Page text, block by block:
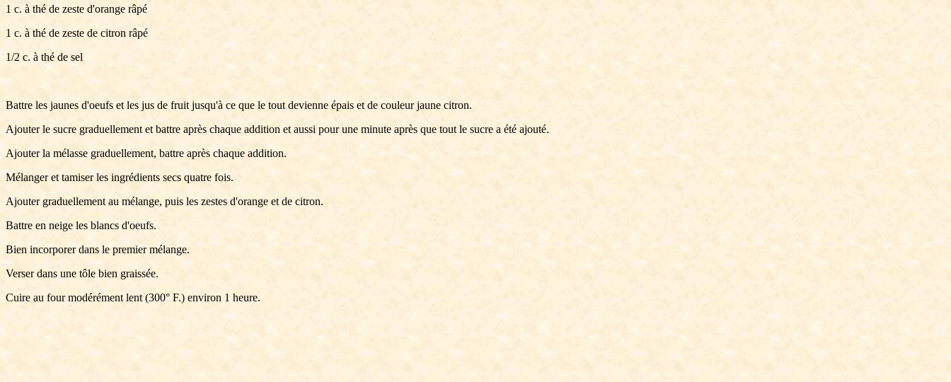
1 c. à thé de zeste d'orange râpé
1 c. à thé de zeste de citron râpé
1/2 c. à thé de sel
Battre les jaunes d'oeufs et les jus de fruit jusqu'à ce que le tout devienne épais et de couleur jaune citron.
Ajouter le sucre graduellement et battre après chaque addition et aussi pour une minute après que tout le sucre a été ajouté.
Ajouter la mélasse graduellement, battre après chaque addition.
Mélanger et tamiser les ingrédients secs quatre fois.
Ajouter graduellement au mélange, puis les zestes d'orange et de citron.
Battre en neige les blancs d'oeufs.
Bien incorporer dans le premier mélange.
Verser dans une tôle bien graissée.
Cuire au four modérément lent (300° F.) environ 1 heure.